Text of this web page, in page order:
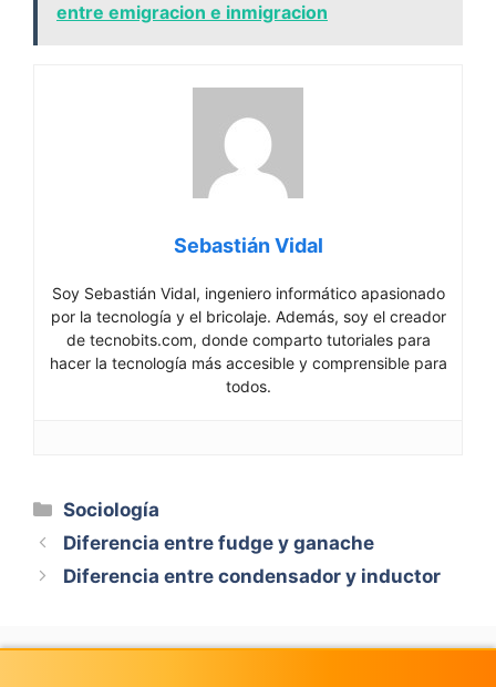
entre emigracion e inmigracion
Sebastián Vidal
Soy Sebastián Vidal, ingeniero informático apasionado
por la tecnología y el bricolaje. Además, soy el creador
de tecnobits.com, donde comparto tutoriales para
hacer la tecnología más accesible y comprensible para
todos.
Categorías
Sociología
Diferencia entre fudge y ganache
Diferencia entre condensador y inductor